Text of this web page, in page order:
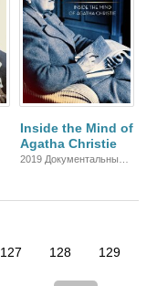
Inside the Mind of
Agatha Christie
2019 Документальный,
127 128 129